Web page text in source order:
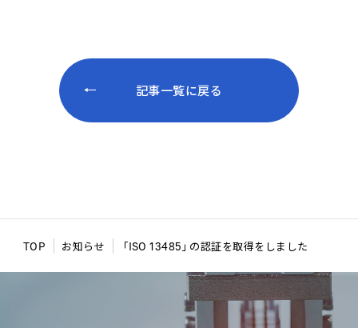
記事一覧に戻る
TOP お知らせ 「ISO 13485」の認証を取得をしました